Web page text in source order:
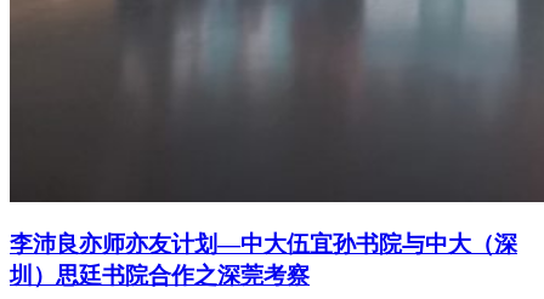
李沛良亦师亦友计划—中大伍宜孙书院与中大（深
圳）思廷书院合作之深莞考察